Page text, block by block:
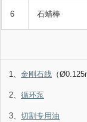
6 石蜡棒
1、 金刚石线 （
2、 循环泵
3、 切割专用油